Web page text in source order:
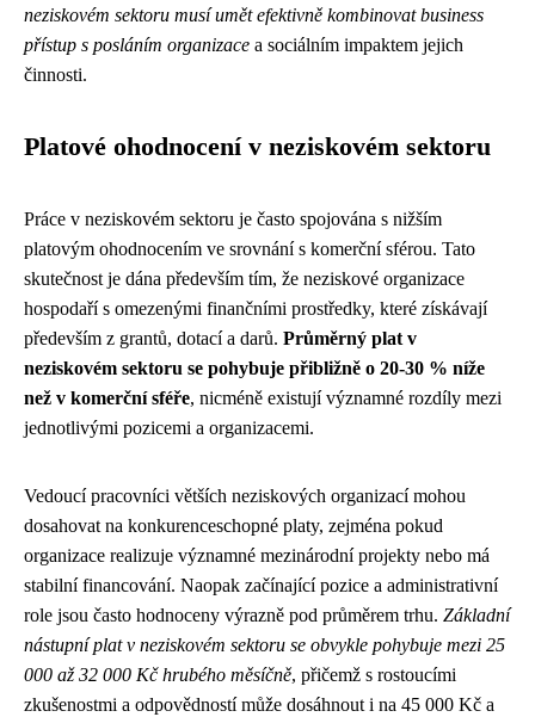
neziskovém sektoru musí umět efektivně kombinovat business
přístup s posláním organizace a sociálním impaktem jejich
činnosti.
Platové ohodnocení v neziskovém sektoru
Práce v neziskovém sektoru je často spojována s nižším
platovým ohodnocením ve srovnání s komerční sférou. Tato
skutečnost je dána především tím, že neziskové organizace
hospodaří s omezenými finančními prostředky, které získávají
především z grantů, dotací a darů. Průměrný plat v
neziskovém sektoru se pohybuje přibližně o 20-30 % níže
než v komerční sféře, nicméně existují významné rozdíly mezi
jednotlivými pozicemi a organizacemi.
Vedoucí pracovníci větších neziskových organizací mohou
dosahovat na konkurenceschopné platy, zejména pokud
organizace realizuje významné mezinárodní projekty nebo má
stabilní financování. Naopak začínající pozice a administrativní
role jsou často hodnoceny výrazně pod průměrem trhu. Základní
nástupní plat v neziskovém sektoru se obvykle pohybuje mezi 25
000 až 32 000 Kč hrubého měsíčně, přičemž s rostoucími
zkušenostmi a odpovědností může dosáhnout i na 45 000 Kč a